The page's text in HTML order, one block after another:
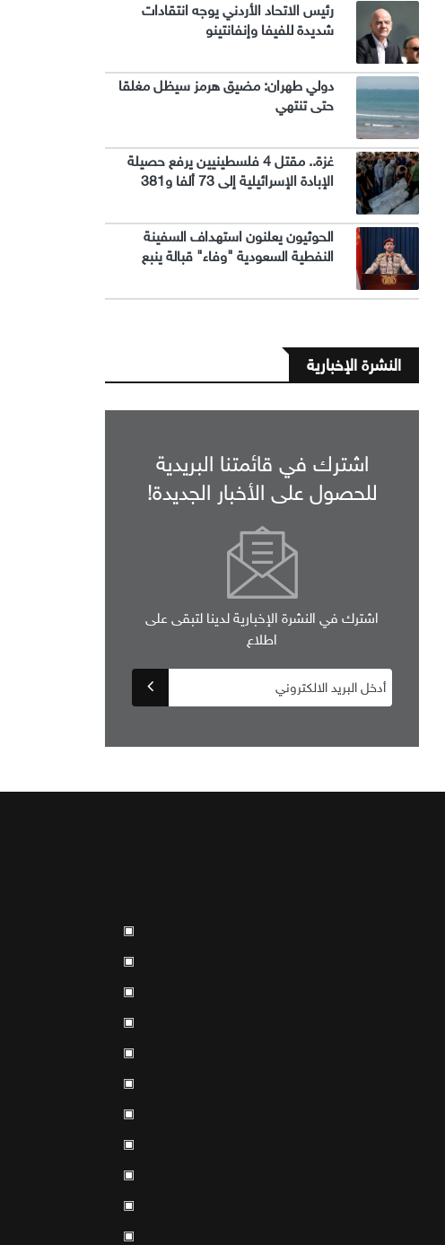
رئيس الاتحاد الأردني يوجه انتقادات
شديدة للفيفا وإنفانتينو
دولي طهران: مضيق هرمز سيظل مغلقا
حتى تنتهي
غزة.. مقتل 4 فلسطينيين يرفع حصيلة
الإبادة الإسرائيلية إلى 73 ألفا و381
الحوثيون يعلنون استهداف السفينة
النفطية السعودية "وفاء" قبالة ينبع
النشرة الإخبارية
اشترك في قائمتنا البريدية
للحصول على الأخبار الجديدة!
اشترك في النشرة الإخبارية لدينا لتبقى على
اطلاع
▣
▣
▣
▣
▣
▣
▣
▣
▣
▣
▣